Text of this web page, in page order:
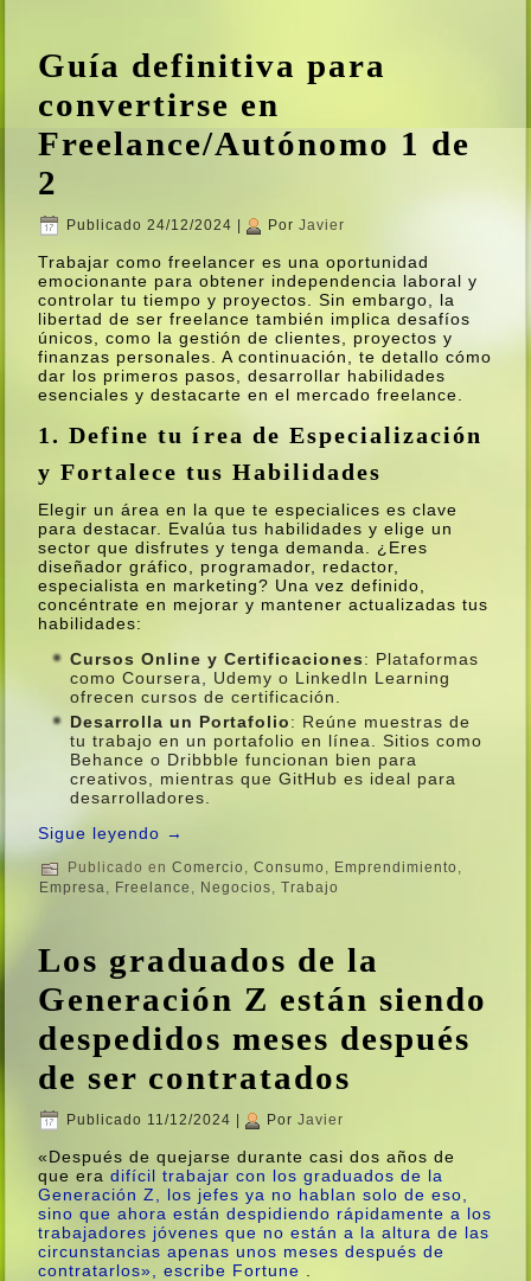
Guí­a definitiva para
convertirse en
Freelance/Autónomo 1 de
2
Publicado 24/12/2024 Por Javier
Trabajar como freelancer es una oportunidad
emocionante para obtener independencia laboral y
controlar tu tiempo y proyectos. Sin embargo, la
libertad de ser freelance también implica desafí­os
únicos, como la gestión de clientes, proyectos y
finanzas personales. A continuación, te detallo cómo
dar los primeros pasos, desarrollar habilidades
esenciales y destacarte en el mercado freelance.
1. Define tu írea de Especialización
y Fortalece tus Habilidades
Elegir un área en la que te especialices es clave
para destacar. Evalúa tus habilidades y elige un
sector que disfrutes y tenga demanda. ¿Eres
diseñador gráfico, programador, redactor,
especialista en marketing? Una vez definido,
concéntrate en mejorar y mantener actualizadas tus
habilidades:
Cursos Online y Certificaciones: Plataformas
como Coursera, Udemy o LinkedIn Learning
ofrecen cursos de certificación.
Desarrolla un Portafolio: Reúne muestras de
tu trabajo en un portafolio en lí­nea. Sitios como
Behance o Dribbble funcionan bien para
creativos, mientras que GitHub es ideal para
desarrolladores.
Sigue leyendo →
Publicado en Comercio ,Consumo , Emprendimiento,
Empresa, Freelance , Negocios,Trabajo
Los graduados de la
Generación Z están siendo
despedidos meses después
de ser contratados
Publicado 11/12/2024 Por Javier
«Después de quejarse durante casi dos años de
que eradifí­cil trabajar con los graduados de la
Generación Z, los jefes ya no hablan solo de eso,
sino que ahora están despidiendo rápidamente a los
trabajadores jóvenes que no están a la altura de las
circunstancias apenas unos meses después de
contratarlos»,escribe Fortune